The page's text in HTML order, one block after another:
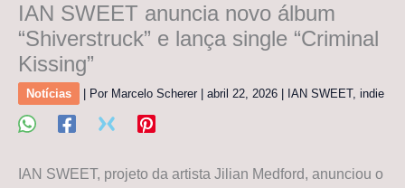
IAN SWEET anuncia novo álbum
“Shiverstruck” e lança single “Criminal
Kissing”
Notícias | Por Marcelo Scherer abril 22, 2026 IAN SWEET, indie
IAN SWEET, projeto da artista Jilian Medford, anunciou o